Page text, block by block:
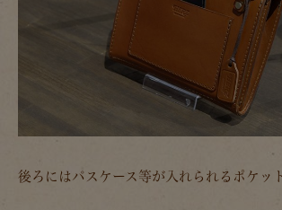
後ろにはパスケース等が入れられるポケッ